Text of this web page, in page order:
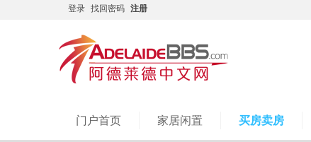
登录 找回密码 注册
门户首页 家居闲置 买房卖房